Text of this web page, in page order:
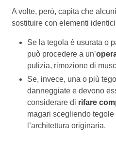
A volte, però, capita che
sostituire con elementi
Se la tegola è usurata o
può procedere a un’
pulizia, rimozione di
Se, invece, una o più
danneggiate e devono
considerare di rifare
magari scegliendo
l’architettura originaria.